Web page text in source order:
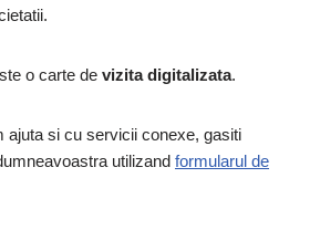
o carte de vizita digitalizata.
ajuta si cu servicii conexe, gasiti
utilizand formularul de